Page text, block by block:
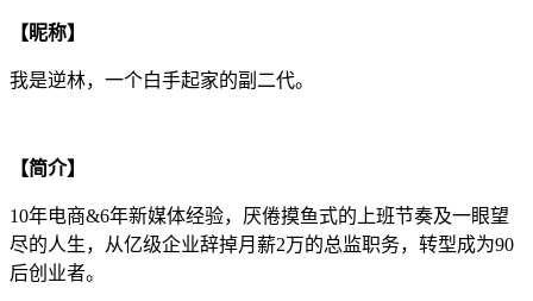
【昵称】
我是逆林，一个白手起家的副二代。
【简介】
10年电商&6年新媒体经验，厌倦摸鱼式的上班节奏及一眼望
尽的人生，从亿级企业辞掉月薪2万的总监职务，转型成为90
后创业者。